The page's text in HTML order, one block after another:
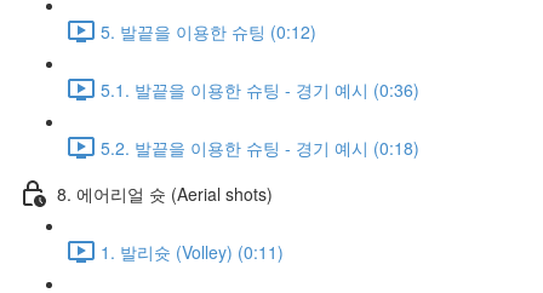
5. 발끝을 이용한 슈팅 (0:12)
5.1. 발끝을 이용한 슈팅 - 경기 예시 (0:36)
5.2. 발끝을 이용한 슈팅 - 경기 예시 (0:18)
8. 에어리얼 슛 (Aerial shots)
1. 발리슛 (Volley) (0:11)